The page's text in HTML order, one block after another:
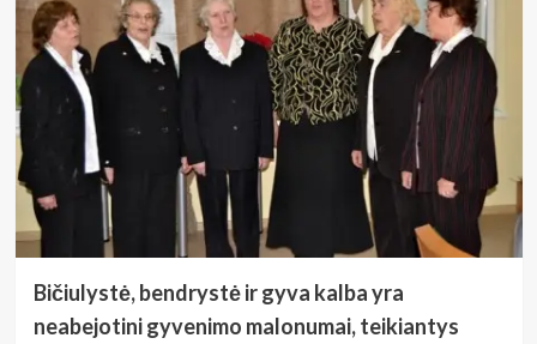
Bičiulystė, bendrystė ir gyva kalba yra
neabejotini gyvenimo malonumai, teikiantys